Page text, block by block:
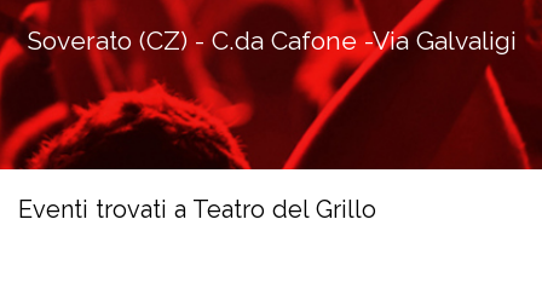
Soverato (CZ) - C.da Cafone -Via Galvaligi
Eventi trovati a Teatro del Grillo